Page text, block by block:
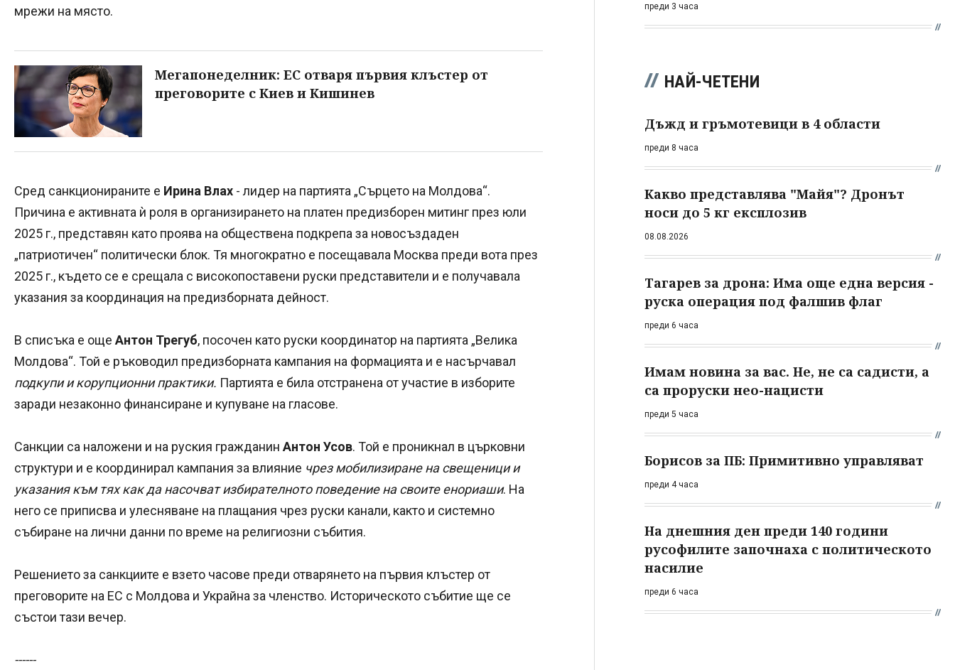
мрежи на място.
Мегапонеделник: ЕС отваря първия клъстер от
преговорите с Киев и Кишинев
Сред санкционираните е Ирина Влах - лидер на партията „Сърцето на Молдова“.
Причина е активната ѝ роля в организирането на платен предизборен митинг през юли
2025 г., представян като проява на обществена подкрепа за новосъздаден
„патриотичен“ политически блок. Тя многократно е посещавала Москва преди вота през
2025 г., където се е срещала с високопоставени руски представители и е получавала
указания за координация на предизборната дейност.
В списъка е още Антон Трегуб, посочен като руски координатор на партията „Велика
Молдова“. Той е ръководил предизборната кампания на формацията и е насърчавал
подкупи и корупционни практики. Партията е била отстранена от участие в изборите
заради незаконно финансиране и купуване на гласове.
Санкции са наложени и на руския гражданин Антон Усов. Той е проникнал в църковни
структури и е координирал кампания за влияние чрез мобилизиране на свещеници и
указания към тях как да насочват избирателното поведение на своите енориаши. На
него се приписва и улесняване на плащания чрез руски канали, както и системно
събиране на лични данни по време на религиозни събития.
Решението за санкциите е взето часове преди отварянето на първия клъстер от
преговорите на ЕС с Молдова и Украйна за членство. Историческото събитие ще се
състои тази вечер.
------
преди 3 часа
НАЙ-ЧЕТЕНИ
Дъжд и гръмотевици в 4 области
преди 8 часа
Какво представлява "Майя"? Дронът
носи до 5 кг експлозив
08.08.2026
Тагарев за дрона: Има още една версия -
руска операция под фалшив флаг
преди 6 часа
Имам новина за вас. Не, не са садисти, а
са проруски нео-нацисти
преди 5 часа
Борисов за ПБ: Примитивно управляват
преди 4 часа
На днешния ден преди 140 години
русофилите започнаха с политическото
насилие
преди 6 часа